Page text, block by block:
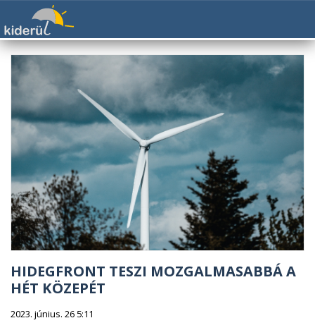
HIDEGFRONT TESZI MOZGALMASABBÁ A
HÉT KÖZEPÉT
2023. június. 26 5:11